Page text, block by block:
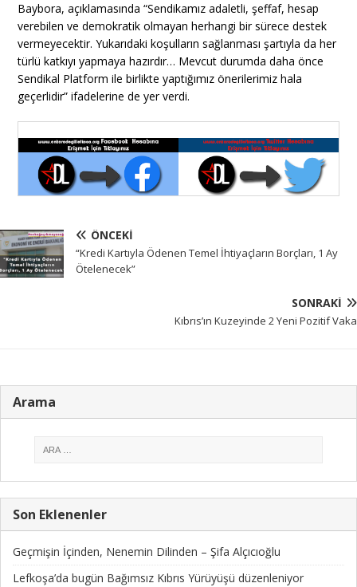
Baybora, açıklamasında “Sendikamız adaletli, şeffaf, hesap
verebilen ve demokratik olmayan herhangi bir sürece destek
vermeyecektir. Yukarıdaki koşulların sağlanması şartıyla da her
türlü katkıyı yapmaya hazırdır… Mevcut durumda daha önce
Sendikal Platform ile birlikte yaptığımız önerilerimiz hala
geçerlidir” ifadelerine de yer verdi.
ÖNCEKI
“Kredi Kartıyla Ödenen Temel İhtiyaçların Borçları, 1 Ay
Ötelenecek”
SONRAKI
Kıbrıs’ın Kuzeyinde 2 Yeni Pozitif Vaka
Arama
Son Eklenenler
Geçmişin İçinden, Nenemin Dilinden – Şifa Alçıcıoğlu
Lefkoşa’da bugün Bağımsız Kıbrıs Yürüyüşü düzenleniyor